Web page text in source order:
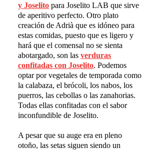
y Joselito para Joselito LAB que sirve
de aperitivo perfecto. Otro plato
creación de Adrià que es idóneo para
estas comidas, puesto que es ligero y
hará que el comensal no se sienta
abotargado, son lasverduras
confitadas con Joselito. Podemos
optar por vegetales de temporada como
la calabaza, el brócoli, los nabos, los
puerros, las cebollas o las zanahorias.
Todas ellas confitadas con el sabor
inconfundible de Joselito.
A pesar que su auge era en pleno
otoño, las setas siguen siendo un